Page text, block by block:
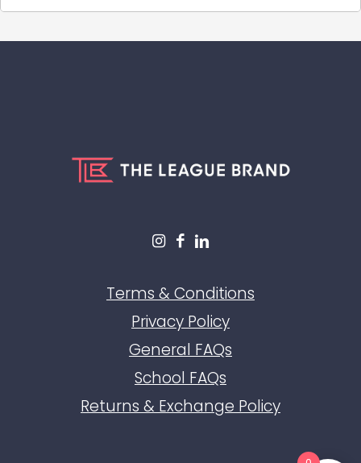
Terms & Conditions
Privacy Policy
General FAQs
School FAQs
Returns & Exchange Policy